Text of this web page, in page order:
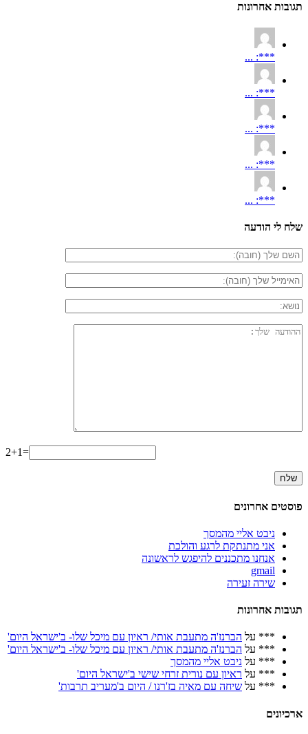
תגובות אחרונות
***: ...
***: ...
***: ...
***: ...
***: ...
שלח לי הודעה
2+1=
פוסטים אחרונים
ניבט אליי מהמסך
אני מתנתקת לרגע והולכת
אנחנו מתכננים להיפגש לראשונה
gmail
שירה זעירה
תגובות אחרונות
*** על הברנז'ה מתעבת אותי/ ראיון עם מיכל שלו- ב'ישראל היום'
*** על הברנז'ה מתעבת אותי/ ראיון עם מיכל שלו- ב'ישראל היום'
*** על ניבט אליי מהמסך
*** על ראיון עם נורית זרחי שישי ב'ישראל היום'
*** על שיחה עם מאיה בז'רנו / היום ב'מעריב תרבות'
ארכיונים